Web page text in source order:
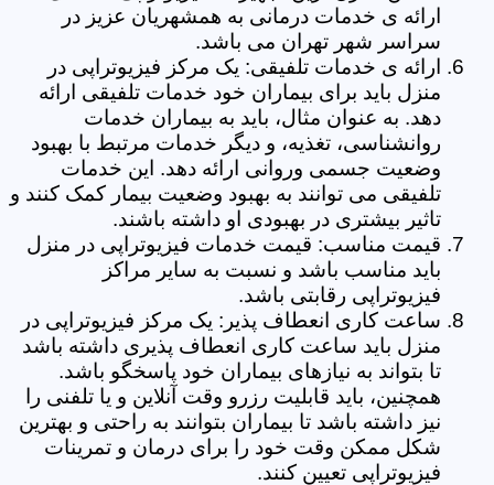
ارائه ی خدمات درمانی به همشهریان عزیز در
سراسر شهر تهران می باشد.
ارائه ی خدمات تلفیقی: یک مرکز فیزیوتراپی در
منزل باید برای بیماران خود خدمات تلفیقی ارائه
دهد. به عنوان مثال، باید به بیماران خدمات
روانشناسی، تغذیه، و دیگر خدمات مرتبط با بهبود
وضعیت جسمی وروانی ارائه دهد. این خدمات
تلفیقی می توانند به بهبود وضعیت بیمار کمک کنند و
تاثیر بیشتری در بهبودی او داشته باشند.
قیمت مناسب: قیمت خدمات فیزیوتراپی در منزل
باید مناسب باشد و نسبت به سایر مراکز
فیزیوتراپی رقابتی باشد.
ساعت کاری انعطاف پذیر: یک مرکز فیزیوتراپی در
منزل باید ساعت کاری انعطاف پذیری داشته باشد
تا بتواند به نیازهای بیماران خود پاسخگو باشد.
همچنین، باید قابلیت رزرو وقت آنلاین و یا تلفنی را
نیز داشته باشد تا بیماران بتوانند به راحتی و بهترین
شکل ممکن وقت خود را برای درمان و تمرینات
فیزیوتراپی تعیین کنند.